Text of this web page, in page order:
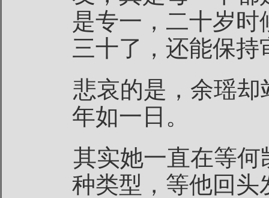
是专一，二十岁
三十了，还能保持
悲哀的是，余瑶
年如一日。
其实她一直在等
种类型，等他回头